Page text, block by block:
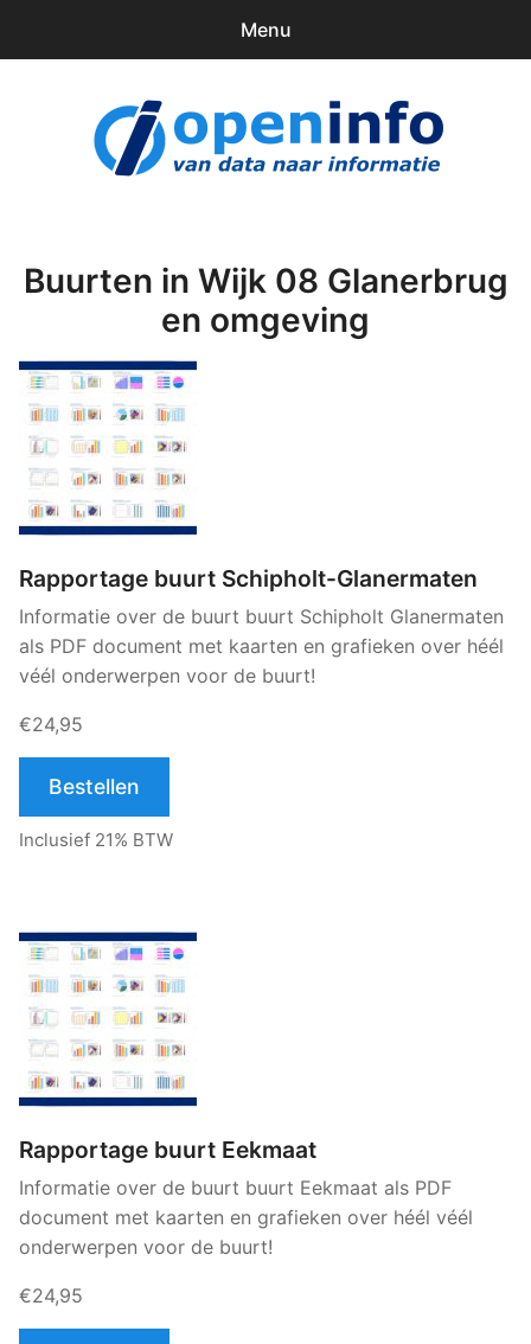
Menu
Downloads
Buurten in Wijk 08 Glanerbrug
en omgeving
Rapportage buurt Schipholt-Glanermaten
Informatie over de buurt buurt Schipholt Glanermaten
als PDF document met kaarten en grafieken over héél
véél onderwerpen voor de buurt!
€24,95
Bestellen
Inclusief 21% BTW
Rapportage buurt Eekmaat
Informatie over de buurt buurt Eekmaat als PDF
document met kaarten en grafieken over héél véél
onderwerpen voor de buurt!
€24,95